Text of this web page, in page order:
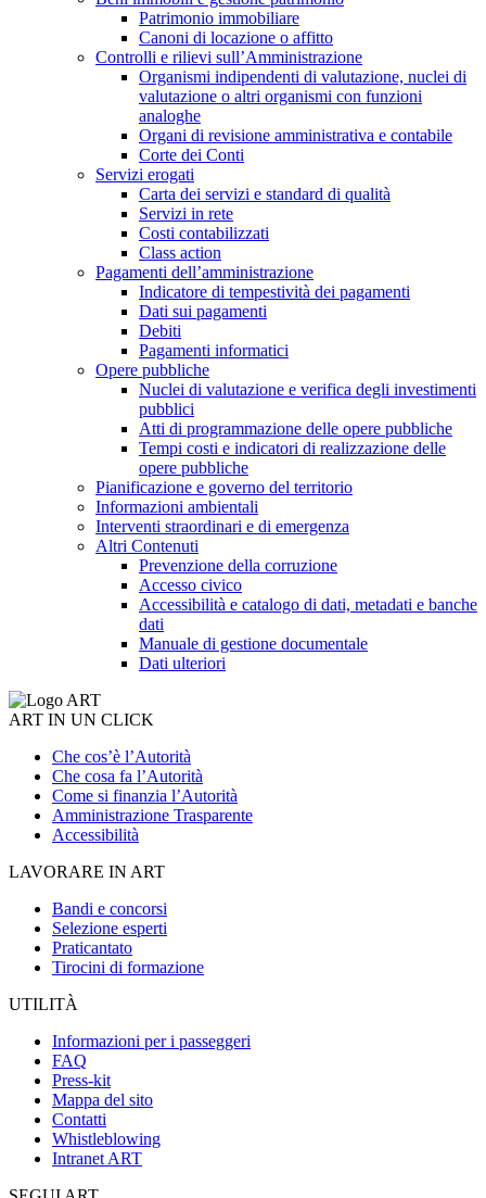
Patrimonio immobiliare
Canoni di locazione o affitto
Controlli e rilievi sull’Amministrazione
Organismi indipendenti di valutazione, nuclei di
valutazione o altri organismi con funzioni
analoghe
Organi di revisione amministrativa e contabile
Corte dei Conti
Servizi erogati
Carta dei servizi e standard di qualità
Servizi in rete
Costi contabilizzati
Class action
Pagamenti dell’amministrazione
Indicatore di tempestività dei pagamenti
Dati sui pagamenti
Debiti
Pagamenti informatici
Opere pubbliche
Nuclei di valutazione e verifica degli investimenti
pubblici
Atti di programmazione delle opere pubbliche
Tempi costi e indicatori di realizzazione delle
opere pubbliche
Pianificazione e governo del territorio
Informazioni ambientali
Interventi straordinari e di emergenza
Altri Contenuti
Prevenzione della corruzione
Accesso civico
Accessibilità e catalogo di dati, metadati e banche
dati
Manuale di gestione documentale
Dati ulteriori
ART IN UN CLICK
Che cos’è l’Autorità
Che cosa fa l’Autorità
Come si finanzia l’Autorità
Amministrazione Trasparente
Accessibilità
LAVORARE IN ART
Bandi e concorsi
Selezione esperti
Praticantato
Tirocini di formazione
UTILITÀ
Informazioni per i passeggeri
FAQ
Press-kit
Mappa del sito
Contatti
Whistleblowing
Intranet ART